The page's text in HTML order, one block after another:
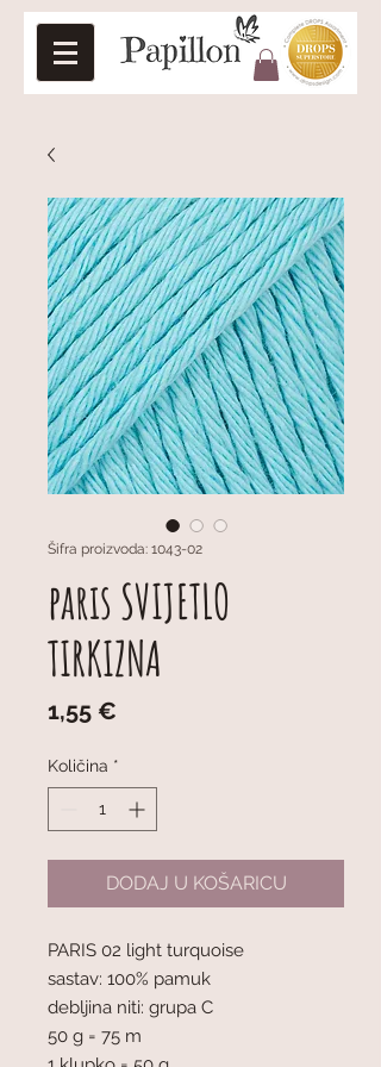
Šifra proizvoda: 1043-02
paris SVIJETLO
TIRKIZNA
1,55 €
Količina *
DODAJ U KOŠARICU
PARIS 02 light turquoise
sastav: 100% pamuk
debljina niti: grupa C
50 g = 75 m